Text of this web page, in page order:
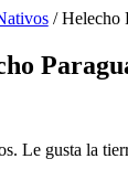
/ Helecho
Le gusta la